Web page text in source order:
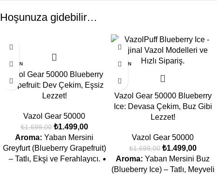
Hoşunuza gidebilir…
TÜKEN
Vazol Gear 50000 Blueberry
Grapefruit: Dev Çekim, Eşsiz
Lezzet!
Vazol Gear 50000
₺1.699,00 ₺1.499,00
Aroma: Yaban Mersini
Greyfurt (Blueberry Grapefruit)
– Tatlı, Ekşi ve Ferahlayıcı.
TÜKEN
Vazol Gear 50000 Blueberry
Ice: Devasa Çekim, Buz Gibi
Lezzet!
Vazol Gear 50000
₺1.699,00 ₺1.499,00
Aroma: Yaban Mersini Buz
(Blueberry Ice) – Tatlı, Meyveli